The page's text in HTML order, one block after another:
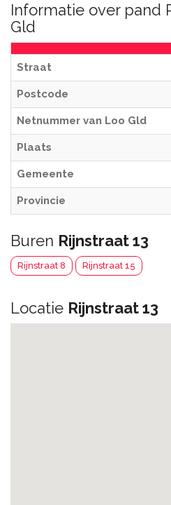
Informatie over pand
Gld
Straat
Postcode
Netnummer van Loo Gld
Plaats
Gemeente
Provincie
Buren Rijnstraat 13
Rijnstraat 8 Rijnstraat 15
Locatie Rijnstraat 13